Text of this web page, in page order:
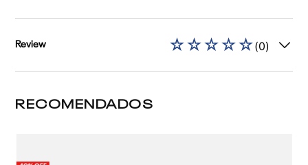
Review ☆☆☆☆☆(0)
RECOMENDADOS